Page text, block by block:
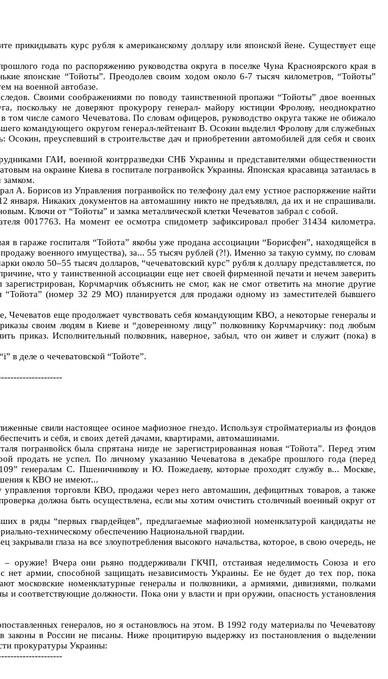
прикидывать курс рубля к американскому доллару или японской йене. Существует еще
года по распоряжению руководства округа в поселке Чуна Красноярского края в
японские “Тойоты”. Преодолев своим ходом около 6-7 тысяч километров, “Тойоты”
на военной автобазе.
Своими соображениями по поводу таинственной пропажи “Тойоты” двое военных
поскольку не доверяют прокурору генерал- майору юстиции Фролову, неоднократно
числе самого Чечеватова. По словам офицеров, руководство округа также не обижало
командующего округом генерал-лейтенант В. Осокин выделил Фролову для служебных
преуспевший в строительстве дач и приобретении автомобилей для себя и своих
ГАИ, военной контрразведки СНБ Украины и представителями общественности
на окраине Киева в госпитале погранвойск Украины. Японская красавица затаилась в
замком.
А. Борисов из Управления погранвойск по телефону дал ему устное распоряжение найти
января. Никаких документов на автомашину никто не предъявлял, да их и не спрашивали.
Ключи от “Тойоты” и замка металлической клетки Чечеватов забрал с собой.
0017763. На момент ее осмотра спидометр зафиксировал пробег 31434 километра.
гараже госпиталя “Тойота” якобы уже продана ассоциации “Борисфен”, находящейся в
военного имущества), за... 55 тысяч рублей (?!). Именно за такую сумму, по словам
около 50–55 тысяч долларов, “чечеватовский курс” рубля к доллару представляется, по
что у таинственной ассоциации еще нет своей фирменной печати и нечем заверить
Корчмарчик объяснить не смог, как не смог ответить на многие другие
“Тойота” (номер 32 29 МО) планируется для продажи одному из заместителей бывшего
Чечеватов еще продолжает чувствовать себя командующим КВО, а некоторые генералы и
своим людям в Киеве и “доверенному лицу” полковнику Корчмарчику: под любым
приказ. Исполнительный полковник, наверное, забыл, что он живет и служит (пока) в
в деле о чечеватовской “Тойоте”.
свили настоящее осиное мафиозное гнездо. Используя стройматериалы из фондов
и себя, и своих детей дачами, квартирами, автомашинами.
погранвойск была спрятана нигде не зарегистрированная новая “Тойота”. Перед этим
продать не успел. По личному указанию Чечеватова в декабре прошлого года (перед
генералам С. Пшеничникову и Ю. Пожедаеву, которые проходят службу в... Москве,
к КВО не имеют...
торговли КВО, продажи через него автомашин, дефицитных товаров, а также
должна быть осуществлена, если мы хотим очистить столичный военный округ от
в ряды “первых гвардейцев”, предлагаемые мафиозной номенклатурой кандидаты не
техническому обеспечению Национальной гвардии.
глаза на все злоупотребления высокого начальства, которое, в свою очередь, не
оружие! Вчера они рьяно поддерживали ГКЧП, отстаивая неделимость Союза и его
армии, способной защищать независимость Украины. Ее не будет до тех пор, пока
московские номенклатурные генералы и полковники, а армиями, дивизиями, полками
и соответствующие должности. Пока они у власти и при оружии, опасность установления
генералов, но я остановлюсь на этом. В 1992 году материалы по Чечеватову
в России не писаны. Ниже процитирую выдержку из постановления о выделении
прокуратуры Украины: